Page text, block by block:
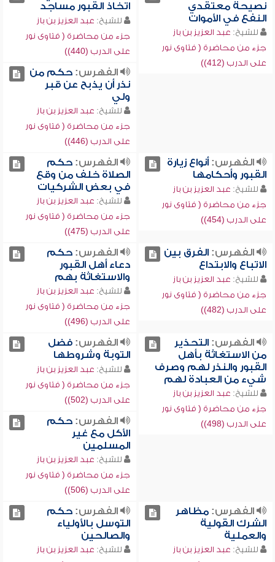
نصيحة معتقدي
النفع في الأموات
للشيخ: عبد العزيز بن باز
جزء من محاضرة ( فتاوى نور
على الدرب (412))
اتخاذ القبور مساجد
للشيخ: عبد العزيز بن باز
جزء من محاضرة ( فتاوى نور
على الدرب (440))
الفهرس:حكم من
نذر أن يذبح عن قبر
ولي
للشيخ: عبد العزيز بن باز
جزء من محاضرة ( فتاوى نور
على الدرب (446))
الفهرس:أنواع زيارة
القبور وأحكامها
للشيخ: عبد العزيز بن باز
جزء من محاضرة ( فتاوى نور
على الدرب (454))
الفهرس:حكم
الصلاة خلف من وقع
في بعض الشركيات
للشيخ: عبد العزيز بن باز
جزء من محاضرة ( فتاوى نور
على الدرب (475))
الفهرس:الفرق بين
الاتباع والابتداع
للشيخ: عبد العزيز بن باز
جزء من محاضرة ( فتاوى نور
على الدرب (482))
الفهرس:حكم
دعاء أهل القبور
والاستغاثة بهم
للشيخ: عبد العزيز بن باز
جزء من محاضرة ( فتاوى نور
على الدرب (496))
الفهرس:التحذير
من الاستغاثة بأهل
القبور والنذر لهم وصرف
شيء من العبادة لهم
للشيخ: عبد العزيز بن باز
جزء من محاضرة ( فتاوى نور
على الدرب (498))
الفهرس:فضل
التوبة وشروطها
للشيخ: عبد العزيز بن باز
جزء من محاضرة ( فتاوى نور
على الدرب (502))
الفهرس:حكم
الأكل مع غير
المسلمين
للشيخ: عبد العزيز بن باز
جزء من محاضرة ( فتاوى نور
على الدرب (506))
الفهرس:مظاهر
الشرك القولية
والعملية
للشيخ: عبد العزيز بن باز
الفهرس:حكم
التوسل بالأولياء
والصالحين
للشيخ: عبد العزيز بن باز